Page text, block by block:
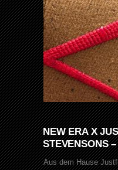
NEW ERA X
STEVENSONS
Aus dem Hause